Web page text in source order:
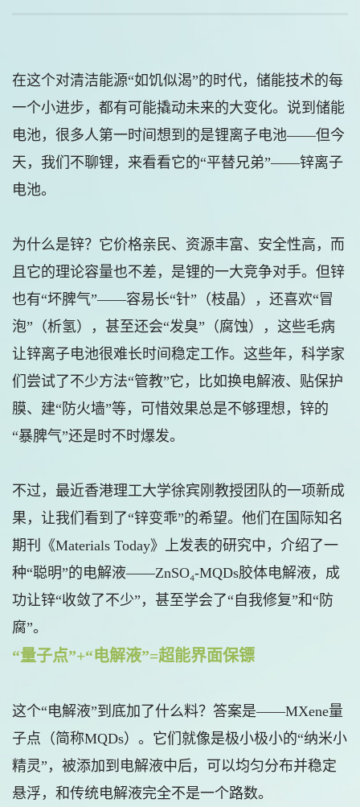
在这个对清洁能源“如饥似渴”的时代，储能技术的每
一个小进步，都有可能撬动未来的大变化。说到储能
电池，很多人第一时间想到的是锂离子电池——但今
天，我们不聊锂，来看看它的“平替兄弟”——锌离子
电池。
为什么是锌？它价格亲民、资源丰富、安全性高，而
且它的理论容量也不差，是锂的一大竞争对手。但锌
也有“坏脾气”——容易长“针”（枝晶），还喜欢“冒
泡”（析氢），甚至还会“发臭”（腐蚀），这些毛病
让锌离子电池很难长时间稳定工作。这些年，科学家
们尝试了不少方法“管教”它，比如换电解液、贴保护
膜、建“防火墙”等，可惜效果总是不够理想，锌的
“暴脾气”还是时不时爆发。
不过，最近香港理工大学徐宾刚教授团队的一项新成
果，让我们看到了“锌变乖”的希望。他们在国际知名
期刊《Materials Today》上发表的研究中，介绍了一
种“聪明”的电解液——ZnSO₄-MQDs胶体电解液，成
功让锌“收敛了不少”，甚至学会了“自我修复”和“防
腐”。
“量子点”+“电解液”=超能界面保镖
这个“电解液”到底加了什么料？答案是——MXene量
子点（简称MQDs）。它们就像是极小极小的“纳米小
精灵”，被添加到电解液中后，可以均匀分布并稳定
悬浮，和传统电解液完全不是一个路数。